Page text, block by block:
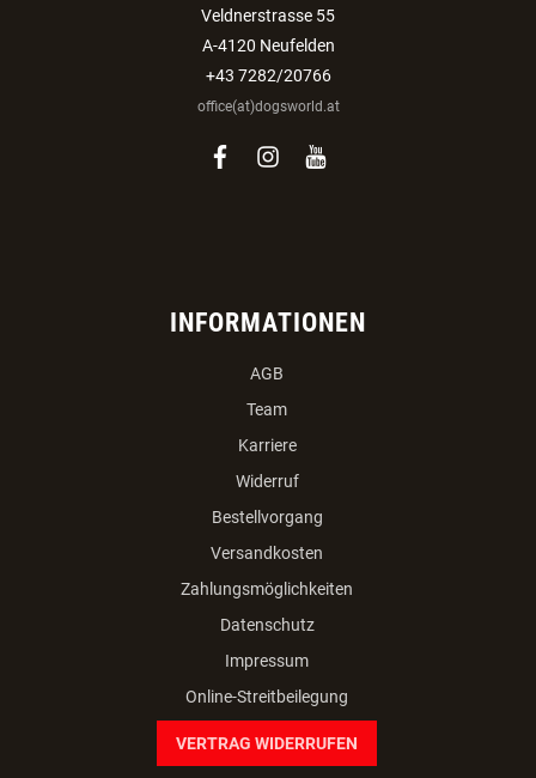
Veldnerstrasse 55
A-4120 Neufelden
+43 7282/20766
office(at)dogsworld.at
facebook
instagram
youtube
INFORMATIONEN
AGB
Team
Karriere
Widerruf
Bestellvorgang
Versandkosten
Zahlungsmöglichkeiten
Datenschutz
Impressum
Online-Streitbeilegung
VERTRAG WIDERRUFEN